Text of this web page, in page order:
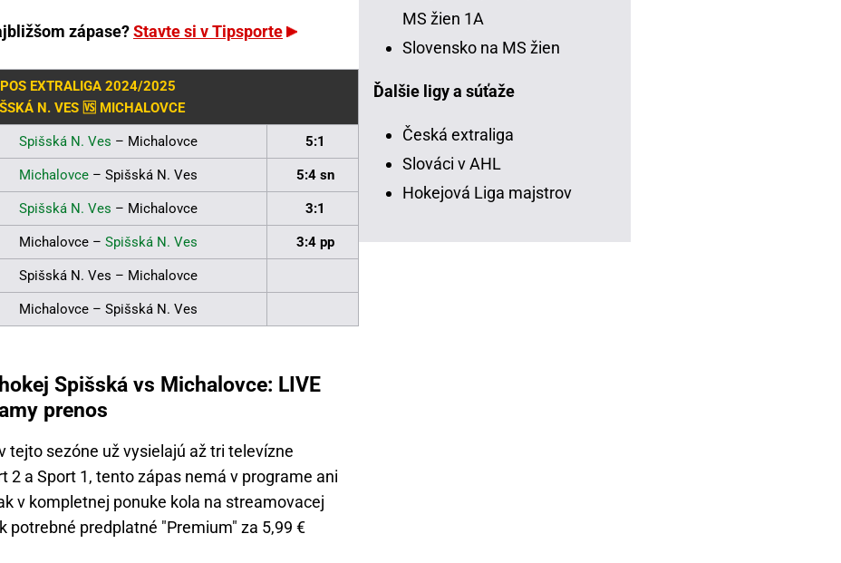
zápase?Stavte si v Tipsporte
EXTRALIGA 2024/2025
N. VES 🆚 MICHALOVCE
Spišská N. Ves – Michalovce 5:1
Michalovce– Spišská N. Ves 5:4 sn
Spišská N. Ves – Michalovce 3:1
Michalovce – Spišská N. Ves 3:4 pp
Spišská N. Ves – Michalovce
Michalovce – Spišská N. Ves
Spišská vs Michalovce: LIVE
prenos
tejto sezóne už vysielajú až tri televízne
2 a Sport 1, tento zápas nemá v programe ani
v kompletnej ponuke kola na streamovacej
potrebné predplatné "Premium" za 5,99 €
MS žien 1A
Slovensko na MS žien
Ďalšie ligy a súťaže
Česká extraliga
Slováci v AHL
Hokejová Liga majstrov